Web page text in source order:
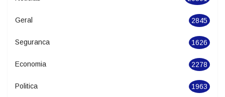
Cidades 551
Noticias 20391
Geral 2845
Seguranca 1626